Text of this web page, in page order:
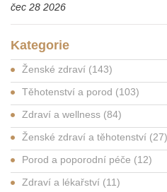
čec 28 2026
Kategorie
Ženské zdraví (143)
Těhotenství a porod (103)
Zdraví a wellness (84)
Ženské zdraví a těhotenství (27)
Porod a poporodní péče (12)
Zdraví a lékařství (11)